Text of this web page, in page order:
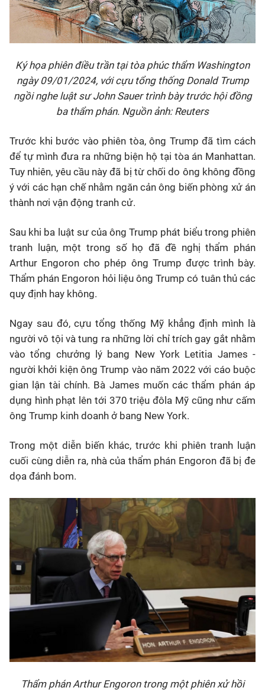
Ký họa phiên điều trần tại tòa phúc thẩm Washington
ngày 09/01/2024, với cựu tổng thống Donald Trump
ngồi nghe luật sư John Sauer trình bày trước hội đồng
ba thẩm phán. Nguồn ảnh: Reuters
Trước khi bước vào phiên tòa, ông Trump đã tìm cách
để tự mình đưa ra những biện hộ tại tòa án Manhattan.
Tuy nhiên, yêu cầu này đã bị từ chối do ông không đồng
ý với các hạn chế nhằm ngăn cản ông biến phòng xử án
thành nơi vận động tranh cử.
Sau khi ba luật sư của ông Trump phát biểu trong phiên
tranh luận, một trong số họ đã đề nghị thẩm phán
Arthur Engoron cho phép ông Trump được trình bày.
Thẩm phán Engoron hỏi liệu ông Trump có tuân thủ các
quy định hay không.
Ngay sau đó, cựu tổng thống Mỹ khẳng định mình là
người vô tội và tung ra những lời chỉ trích gay gắt nhằm
vào tổng chưởng lý bang New York Letitia James -
người khởi kiện ông Trump vào năm 2022 với cáo buộc
gian lận tài chính. Bà James muốn các thẩm phán áp
dụng hình phạt lên tới 370 triệu đôla Mỹ cũng như cấm
ông Trump kinh doanh ở bang New York.
Trong một diễn biến khác, trước khi phiên tranh luận
cuối cùng diễn ra, nhà của thẩm phán Engoron đã bị đe
dọa đánh bom.
Thẩm phán Arthur Engoron trong một phiên xử hồi